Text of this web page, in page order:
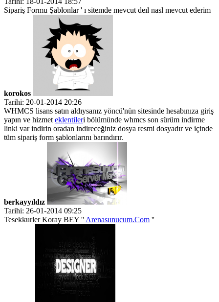
Sipariş Formu Şablonlar ' ı sitemde mevcut deıl nasl mevcut ederim
korokos
Tarihi: 20-01-2014 20:26
WHMCS lisans satın aldıysanız yöncü'nün sitesinde hesabınıza giriş
yapın ve hizmet eklentileri bölümünde whmcs son sürüm indirme
linki var indirin oradan indireceğiniz dosya resmi dosyadır ve içinde
tüm sipariş form şablonlarını barındırır.
berkayyıldız
Tarihi: 26-01-2014 09:25
Tesekkurler Koray BEY '' Arenasunucum.Com ''